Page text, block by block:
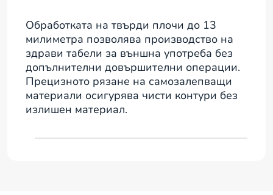
Обработката на твърди плочи до 13
милиметра позволява производство на
здрави табели за външна употреба без
допълнителни довършителни операции.
Прецизното рязане на самозалепващи
материали осигурява чисти контури без
излишен материал.